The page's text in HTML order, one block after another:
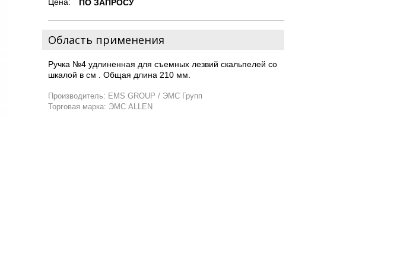
Цена:
ПО ЗАПРОСУ
Область применения
Ручка №4 удлиненная для съемных лезвий скальпелей со
шкалой в см . Общая длина 210 мм.
Производитель: EMS GROUP / ЭМС Групп
Торговая марка: ЭМС ALLEN